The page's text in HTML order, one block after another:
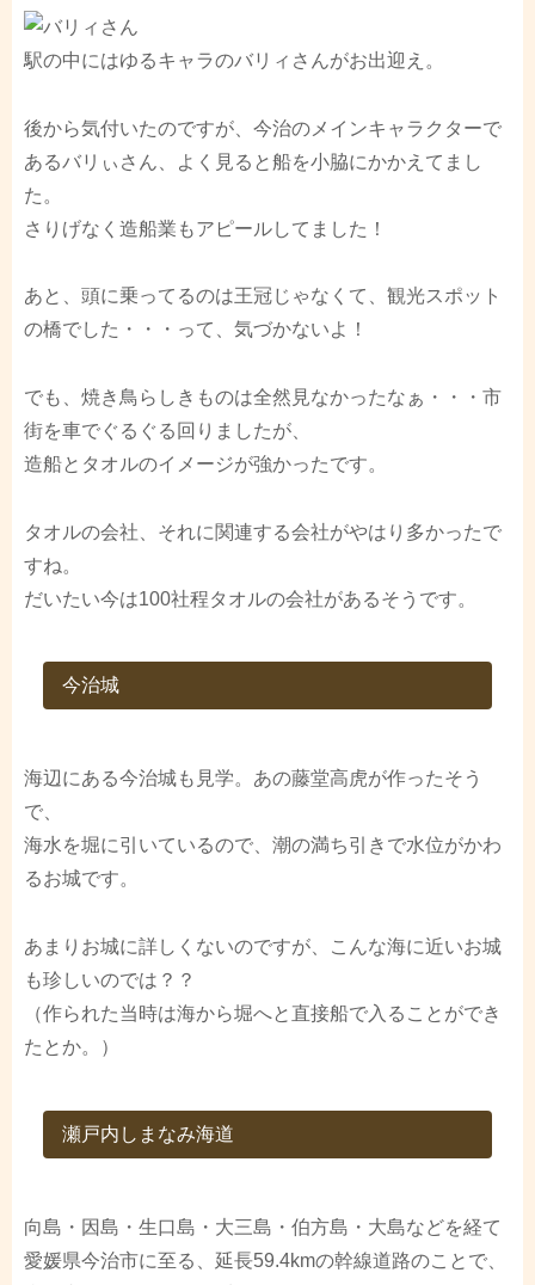
駅の中にはゆるキャラのバリィさんがお出迎え。
後から気付いたのですが、今治のメインキャラクターで
あるバリぃさん、よく見ると船を小脇にかかえてまし
た。
さりげなく造船業もアピールしてました！
あと、頭に乗ってるのは王冠じゃなくて、観光スポット
の橋でした・・・って、気づかないよ！
でも、焼き鳥らしきものは全然見なかったなぁ・・・市
街を車でぐるぐる回りましたが、
造船とタオルのイメージが強かったです。
タオルの会社、それに関連する会社がやはり多かったで
すね。
だいたい今は100社程タオルの会社があるそうです。
今治城
海辺にある今治城も見学。あの藤堂高虎が作ったそう
で、
海水を堀に引いているので、潮の満ち引きで水位がかわ
るお城です。
あまりお城に詳しくないのですが、こんな海に近いお城
も珍しいのでは？？
（作られた当時は海から堀へと直接船で入ることができ
たとか。）
瀬戸内しまなみ海道
向島・因島・生口島・大三島・伯方島・大島などを経て
愛媛県今治市に至る、延長59.4kmの幹線道路のことで、